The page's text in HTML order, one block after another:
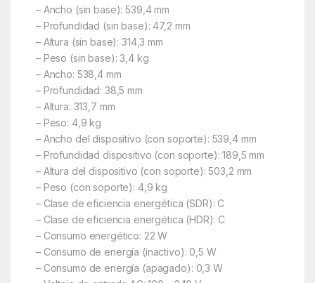
– Ancho (sin base): 539,4 mm
– Profundidad (sin base): 47,2 mm
– Altura (sin base): 314,3 mm
– Peso (sin base): 3,4 kg
– Ancho: 538,4 mm
– Profundidad: 38,5 mm
– Altura: 313,7 mm
– Peso: 4,9 kg
– Ancho del dispositivo (con soporte): 539,4 mm
– Profundidad dispositivo (con soporte): 189,5 mm
– Altura del dispositivo (con soporte): 503,2 mm
– Peso (con soporte): 4,9 kg
– Clase de eficiencia energética (SDR): C
– Clase de eficiencia energética (HDR): C
– Consumo energético: 22 W
– Consumo de energía (inactivo): 0,5 W
– Consumo de energía (apagado): 0,3 W